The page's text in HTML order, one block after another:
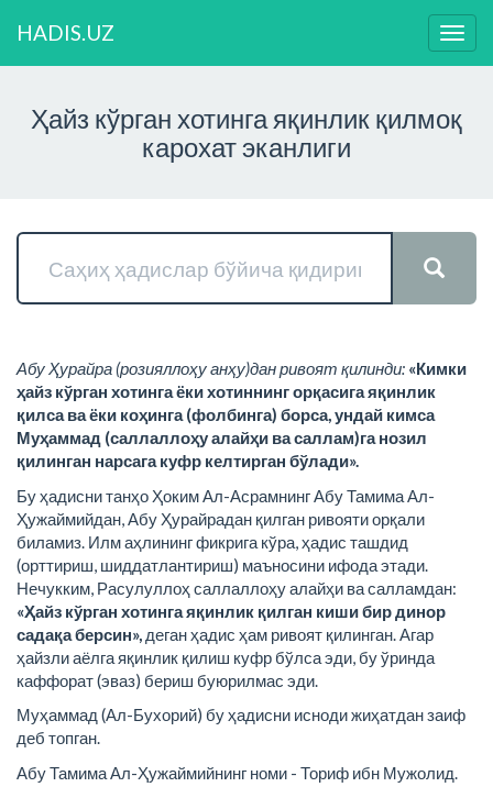
HADIS.UZ
Ҳайз кўрган хотинга яқинлик қилмоқ
карохат эканлиги
Абу Ҳурайра (розияллоҳу анҳу)дан ривоят қилинди: «Кимки
ҳайз кўрган хотинга ёки хотиннинг орқасига яқинлик
қилса ва ёки коҳинга (фолбинга) борса, ундай кимса
Муҳаммад (саллаллоҳу алайҳи ва саллам)га нозил
қилинган нарсага куфр келтирган бўлади».
Бу ҳадисни танҳо Ҳоким Ал-Асрамнинг Абу Тамима Ал-
Ҳужаймийдан, Абу Ҳурайрадан қилган ривояти орқали
биламиз. Илм аҳлининг фикрига кўра, ҳадис ташдид
(орттириш, шиддатлантириш) маъносини ифода этади.
Нечукким, Расулуллоҳ саллаллоҳу алайҳи ва салламдан:
«Ҳайз кўрган хотинга яқинлик қилган киши бир динор
садақа берсин», деган ҳадис ҳам ривоят қилинган. Агар
ҳайзли аёлга яқинлик қилиш куфр бўлса эди, бу ўринда
каффорат (эваз) бериш буюрилмас эди.
Муҳаммад (Ал-Бухорий) бу ҳадисни исноди жиҳатдан заиф
деб топган.
Абу Тамима Ал-Ҳужаймийнинг номи - Ториф ибн Мужолид.